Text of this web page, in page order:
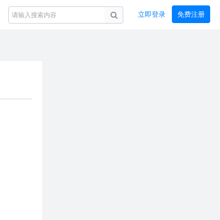
立即登录 免费注册